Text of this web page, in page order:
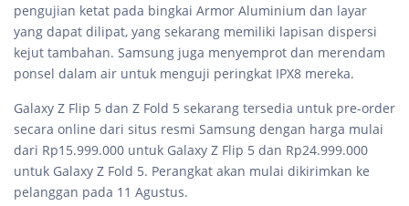
pengujian ketat pada bingkai Armor Aluminium dan layar
yang dapat dilipat, yang sekarang memiliki lapisan dispersi
kejut tambahan. Samsung juga menyemprot dan merendam
ponsel dalam air untuk menguji peringkat IPX8 mereka.
Galaxy Z Flip 5 dan Z Fold 5 sekarang tersedia untuk pre-order
secara online dari situs resmi Samsung dengan harga mulai
dari Rp15.999.000 untuk Galaxy Z Flip 5 dan Rp24.999.000
untuk Galaxy Z Fold 5. Perangkat akan mulai dikirimkan ke
pelanggan pada 11 Agustus.